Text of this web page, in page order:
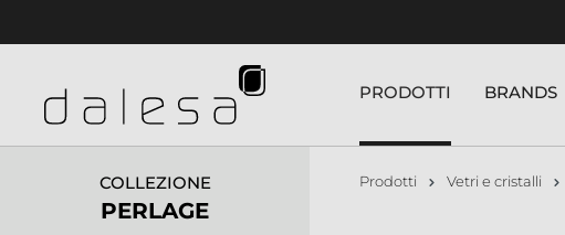
PRODOTTI BRANDS
COLLEZIONE
PERLAGE
Prodotti Vetri e cristalli